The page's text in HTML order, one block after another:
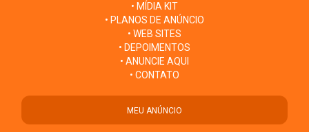
• MÍDIA KIT
• PLANOS DE ANÚNCIO
• WEB SITES
• DEPOIMENTOS
• ANUNCIE AQUI
• CONTATO
MEU ANÚNCIO